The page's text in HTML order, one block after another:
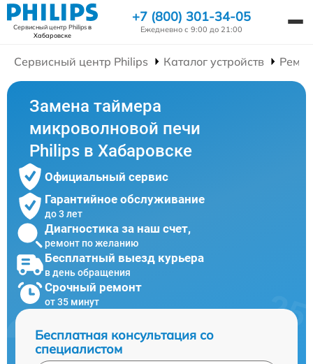
Сервисный центр Philipsв
Хабаровске
+7 (800) 301-34-05
Ежедневно с 9:00 до 21:00
Сервисный центр Philips Каталог устройств
Замена таймера
микроволновой печи
Philips в Хабаровске
Официальный сервис
Гарантийное обслуживание
до 3 лет
Диагностика за наш счет,
ремонт по желанию
Бесплатный выезд курьера
в день обращения
Срочный ремонт
от 35 минут
Бесплатная консультация со
специалистом